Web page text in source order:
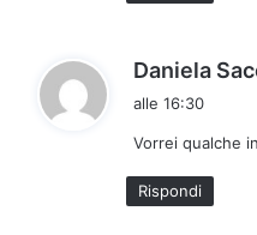
Daniela
alle 16:30
Vorrei qualche
Rispondi